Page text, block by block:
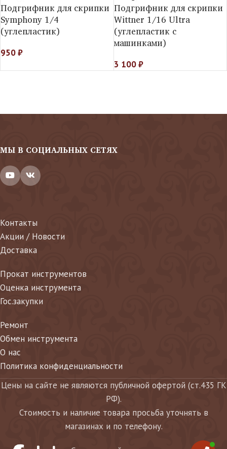
Подгрифник для скрипки
Symphony 1/4
(углепластик)
950₽
Подгрифник для скрипки
Wittner 1/16 Ultra
(углепластик с
машинками)
3 100₽
МЫ В СОЦИАЛЬНЫХ СЕТЯХ
Контакты
Акции / Новости
Доставка
Прокат инструментов
Оценка инструмента
Гос.закупки
Ремонт
Обмен инструмента
О нас
Политика конфиденциальности
Цены на сайте не являются публичной офертой (ст.435 ГК
РФ).
Стоимость и наличие товара просьба уточнять в
магазинах и по телефону.